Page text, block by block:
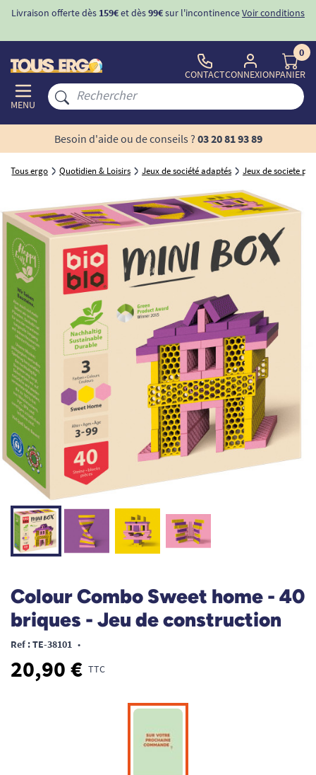
Livraison offerte dès 159€et dès99€sur l'incontinenceVoir conditions
MENU
CONTACTCONNEXION
0
PANIER
Besoin d'aide ou de conseils ? 03 20 81 93 89
Tous ergo Quotidien & Loisirs Jeux de société adaptés Jeux de societe
Colour Combo Sweet home - 40
briques - Jeu de construction
Ref : TE-38101 •
20,90 € TTC